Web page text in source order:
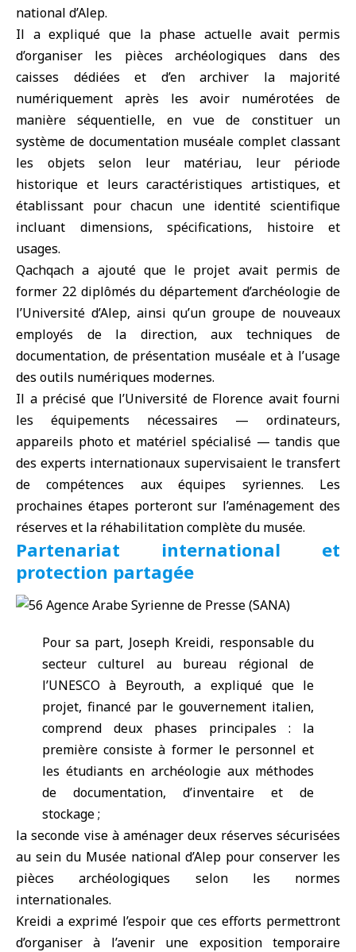
national d’Alep.
Il a expliqué que la phase actuelle avait permis
d’organiser les pièces archéologiques dans des
caisses dédiées et d’en archiver la majorité
numériquement après les avoir numérotées de
manière séquentielle, en vue de constituer un
système de documentation muséale complet classant
les objets selon leur matériau, leur période
historique et leurs caractéristiques artistiques, et
établissant pour chacun une identité scientifique
incluant dimensions, spécifications, histoire et
usages.
Qachqach a ajouté que le projet avait permis de
former 22 diplômés du département d’archéologie de
l’Université d’Alep, ainsi qu’un groupe de nouveaux
employés de la direction, aux techniques de
documentation, de présentation muséale et à l’usage
des outils numériques modernes.
Il a précisé que l’Université de Florence avait fourni
les équipements nécessaires — ordinateurs,
appareils photo et matériel spécialisé — tandis que
des experts internationaux supervisaient le transfert
de compétences aux équipes syriennes. Les
prochaines étapes porteront sur l’aménagement des
réserves et la réhabilitation complète du musée.
Partenariat international et
protection partagée
Pour sa part, Joseph Kreidi, responsable du
secteur culturel au bureau régional de
l’UNESCO à Beyrouth, a expliqué que le
projet, financé par le gouvernement italien,
comprend deux phases principales : la
première consiste à former le personnel et
les étudiants en archéologie aux méthodes
de documentation, d’inventaire et de
stockage ;
la seconde vise à aménager deux réserves sécurisées
au sein du Musée national d’Alep pour conserver les
pièces archéologiques selon les normes
internationales.
Kreidi a exprimé l’espoir que ces efforts permettront
d’organiser à l’avenir une exposition temporaire